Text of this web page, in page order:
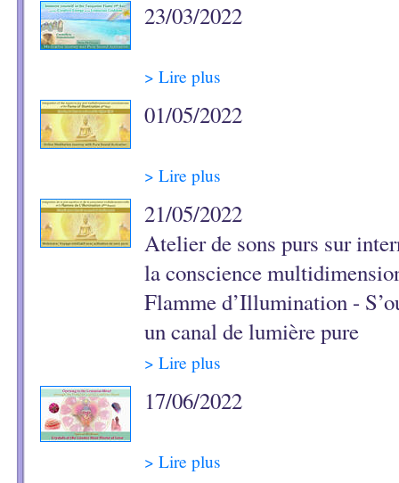
23/03/2022
> Lire plus
01/05/2022
> Lire plus
21/05/2022
Atelier de sons purs sur
la conscience
Flamme d’Illumination -
un canal de lumière pure
> Lire plus
17/06/2022
> Lire plus